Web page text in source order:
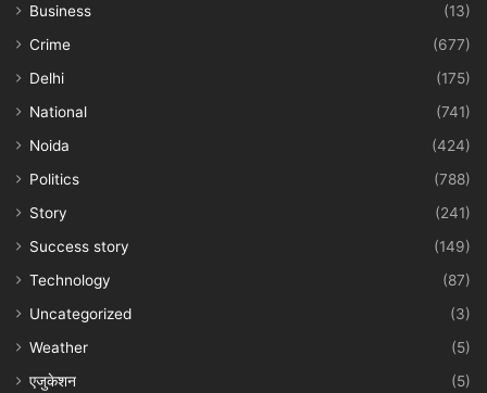
Business
(13)
Crime
(677)
Delhi
(175)
National
(741)
Noida
(424)
Politics
(788)
Story
(241)
Success story
(149)
Technology
(87)
Uncategorized
(3)
Weather
(5)
एजुकेशन
(5)